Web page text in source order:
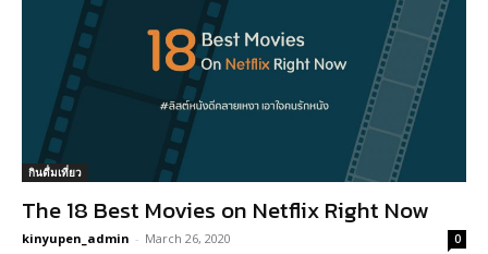
กินดื่มเที่ยว
The 18 Best Movies on Netflix Right Now
kinyupen_admin - March 26, 2020 0